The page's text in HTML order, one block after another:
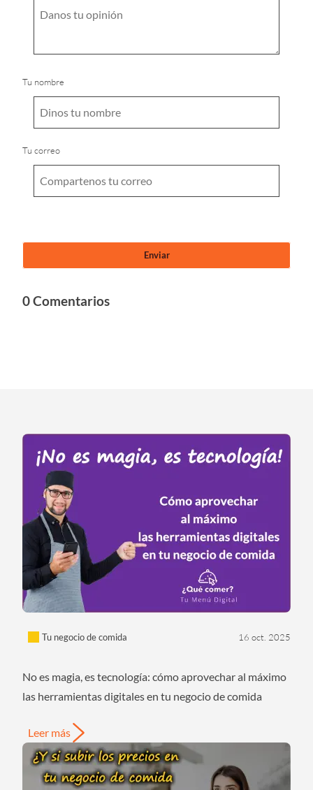
Tu nombre
Tu correo
0 Comentarios
Tu negocio de comida 16 oct. 2025
No es magia, es tecnología: cómo aprovechar al máximo
las herramientas digitales en tu negocio de comida
Leer más